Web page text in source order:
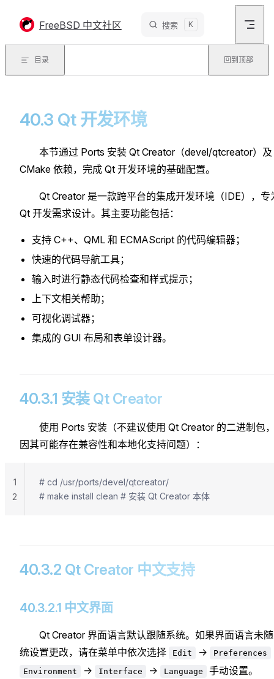
FreeBSD 中文社区 搜索 K
目录 回到顶部
40.3 Qt 开发环境
本节通过 Ports 安装 Qt Creator（devel/qtcreator）及
CMake 依赖，完成 Qt 开发环境的基础配置。
Qt Creator 是一款跨平台的集成开发环境（IDE），专
Qt 开发需求设计。其主要功能包括：
支持 C++、QML 和 ECMAScript 的代码编辑器；
快速的代码导航工具；
输入时进行静态代码检查和样式提示；
上下文相关帮助；
可视化调试器；
集成的 GUI 布局和表单设计器。
40.3.1 安装 Qt Creator
使用 Ports 安装（不建议使用 Qt Creator 的二进制包
因其可能存在兼容性和本地化支持问题）：
# cd /usr/ports/devel/qtcreator/
# make install clean # 安装 Qt Creator 本体
1
2
40.3.2 Qt Creator 中文支持
40.3.2.1 中文界面
Qt Creator 界面语言默认跟随系统。如果界面语言未
统设置更改，请在菜单中依次选择
Edit -> Preferences
Environment -> Interface -> Language 手动设置。